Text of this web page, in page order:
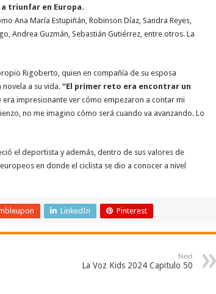
triunfar en Europa.
Ana María Estupiñán, Robinson Díaz, Sandra Reyes,
Andrea Guzmán, Sebastián Gutiérrez, entre otros. La
Rigoberto, quien en compañía de su esposa
a su vida. “El primer reto era encontrar un
impresionante ver cómo empezaron a contar mi
no me imagino cómo será cuando va avanzando. Lo
el deportista y además, dentro de sus valores de
en donde el ciclista se dio a conocer a nivel
LinkedIn Pinterest
Next
La Voz Kids 2024 Capitulo 50